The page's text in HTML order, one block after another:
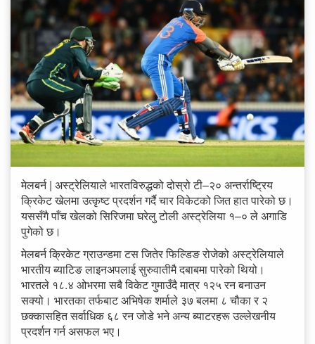
मेलबर्न | अस्ट्रेलियाले भारतविरुद्धको दोस्रो टी–२० अन्तर्राष्ट्रिय
क्रिकेट खेलमा उत्कृष्ट प्रदर्शन गर्दै चार विकेटको जित हात पारेको छ।
यससँगै पाँच खेलको सिरिजमा घरेलु टोली अस्ट्रेलिया १–० ले अगाडि
पुगेको छ।
मेलबर्न क्रिकेट ग्राउन्डमा टस जितेर फिल्डिङ रोजेको अस्ट्रेलियाले
भारतीय ब्याटिङ लाइनअपलाई सुरुवातीमै दबाबमा पारेको थियो।
भारतले १८.४ ओभरमा सबै विकेट गुमाउँदै मात्र १२५ रन बनाउन
सक्यो। भारतका तर्फबाट अभिषेक शर्माले ३७ बलमा ८ चौका र २
छक्कासहित सर्वाधिक ६८ रन जोडे भने अन्य ब्याटरहरू उल्लेखनीय
प्रदर्शन गर्न असफल भए।